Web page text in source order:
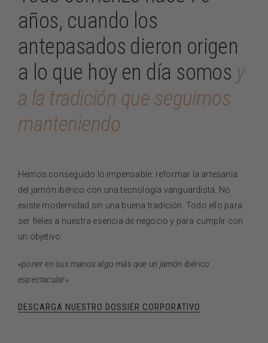
años, cuando los
antepasados dieron origen
a lo que hoy en día somos y
a la tradición que seguimos
manteniendo
Hemos conseguido lo impensable: reformar la artesanía
del jamón ibérico con una tecnología vanguardista. No
existe modernidad sin una buena tradición. Todo ello para
ser fieles a nuestra esencia de negocio y para cumplir con
un objetivo:
«poner en sus manos algo más que un jamón ibérico
espectacular»
DESCARGA NUESTRO DOSSIER CORPORATIVO